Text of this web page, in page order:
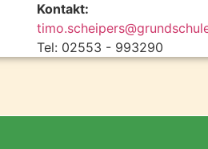
Kontakt:
Tel: 02553 - 993290